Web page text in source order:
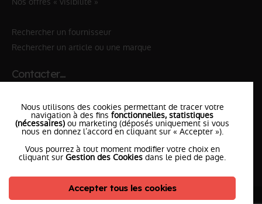
Rechercher un fournisseur
Rechercher un article ou une marque
Contacter…
✆ 18№National Sapeurs-Pompiers
le SDISle plus proche
l'équipePompierCenter
Nous utilisons des cookies permettant de tracer votre
navigation à des fins fonctionnelles, statistiques
(nécessaires) ou marketing (déposés uniquement si vous
nous en donnez l’accord en cliquant sur « Accepter »).
Vous pourrez à tout moment modifier votre choix en
cliquant sur Gestion des Cookies dans le pied de page.
Accepter tous les cookies